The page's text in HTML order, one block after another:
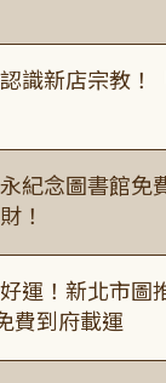
認識新店宗教
永紀念圖書館
！
好運！新北市
費到府載運